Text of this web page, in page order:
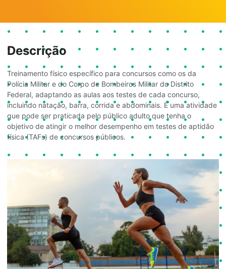
Descrição
Treinamento físico específico para concursos como os da
Polícia Militar e do Corpo de Bombeiros Militar do Distrito
Federal, adaptando as aulas aos testes de cada concurso,
incluindo natação, barra, corrida e abdominais. É uma atividade
que pode ser praticada pelo público adulto que tenha o
objetivo de atingir o melhor desempenho em testes de aptidão
física (TAFs) de concursos públicos.